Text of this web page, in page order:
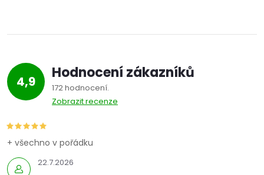
4,9 Hodnocení zákazníků
172 hodnocení
Zobrazit recenze
22.7.2026
+ všechno v pořádku